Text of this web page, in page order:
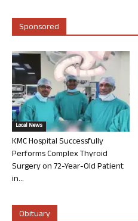
Sponsored
Local News
KMC Hospital Successfully
Performs Complex Thyroid
Surgery on 72-Year-Old Patient
in...
Obituary